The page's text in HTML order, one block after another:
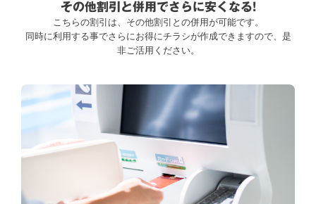
その他割引と併用でさらに安くなる!
こちらの割引は、その他割引との併用が可能です。
同時に利用する事でさらにお得にチラシが作成できますので、是
非ご活用ください。